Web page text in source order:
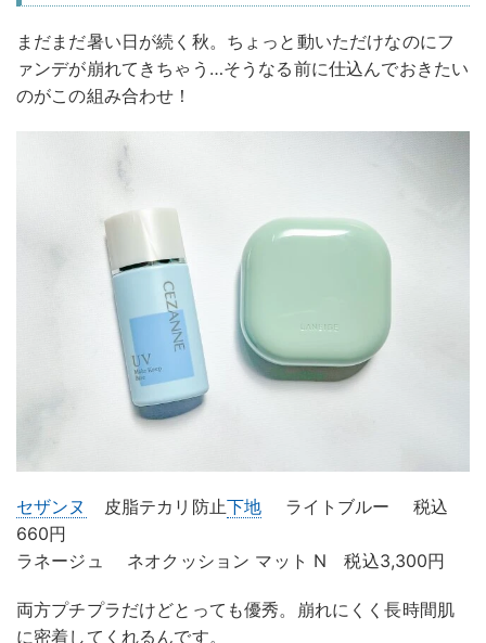
まだまだ暑い日が続く秋。ちょっと動いただけなのにフ
ァンデが崩れてきちゃう…そうなる前に仕込んでおきたい
のがこの組み合わせ！
セザンヌ 皮脂テカリ防止下地 ライトブルー 税込
660円
ラネージュ ネオクッション マット N 税込3,300円
両方プチプラだけどとっても優秀。崩れにくく長時間肌
に密着してくれるんです。